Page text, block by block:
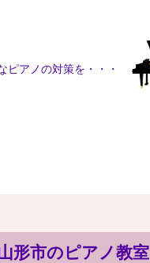
ピアノの対策を・・・
形市のピアノ教室